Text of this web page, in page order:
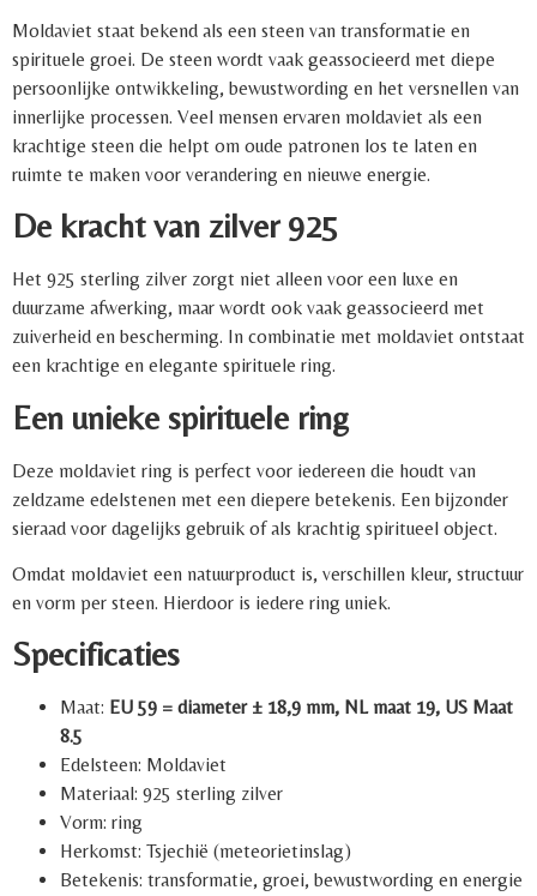
Moldaviet staat bekend als een steen van transformatie en
spirituele groei. De steen wordt vaak geassocieerd met diepe
persoonlijke ontwikkeling, bewustwording en het versnellen van
innerlijke processen. Veel mensen ervaren moldaviet als een
krachtige steen die helpt om oude patronen los te laten en
ruimte te maken voor verandering en nieuwe energie.
De kracht van zilver 925
Het 925 sterling zilver zorgt niet alleen voor een luxe en
duurzame afwerking, maar wordt ook vaak geassocieerd met
zuiverheid en bescherming. In combinatie met moldaviet ontstaat
een krachtige en elegante spirituele ring.
Een unieke spirituele ring
Deze moldaviet ring is perfect voor iedereen die houdt van
zeldzame edelstenen met een diepere betekenis. Een bijzonder
sieraad voor dagelijks gebruik of als krachtig spiritueel object.
Omdat moldaviet een natuurproduct is, verschillen kleur, structuur
en vorm per steen. Hierdoor is iedere ring uniek.
Specificaties
Maat: EU 59 = diameter ± 18,9 mm, NL maat 19, US Maat
8.5
Edelsteen: Moldaviet
Materiaal: 925 sterling zilver
Vorm: ring
Herkomst: Tsjechië (meteorietinslag)
Betekenis: transformatie, groei, bewustwording en energie